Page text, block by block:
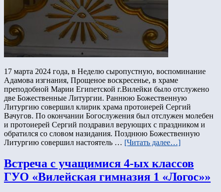
17 марта 2024 года, в Неделю сыропустную, воспоминание
Адамова изгнания, Прощеное воскресенье, в храме
преподобной Марии Египетской г.Вилейки было отслужено
две Божественные Литургии. Раннюю Божественную
Литургию совершил клирик храма протоиерей Сергий
Вачугов. По окончании Богослужения был отслужен молебен
и протоиерей Сергий поздравил верующих с праздником и
обратился со словом назидания. Позднюю Божественную
Литургию совершил настоятель … [Читать далее…]
Встреча с учащимися 4-ых классов
ГУО «Вилейская гимназия 1 «Логос»»